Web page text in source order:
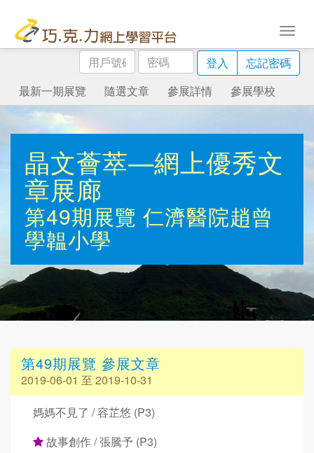
用
戶
號
碼
密
碼
登入
忘記密碼
最新一期展覽
隨選文章 參展詳情 參展學校
晶文薈萃—網上優秀文
章展廊
第49期展覽 仁濟醫院趙曾
學韞小學
第49期展覽 參展文章
2019-06-01 至 2019-10-31
媽媽不見了 / 容芷悠 (P3)
故事創作 / 張騰予 (P3)